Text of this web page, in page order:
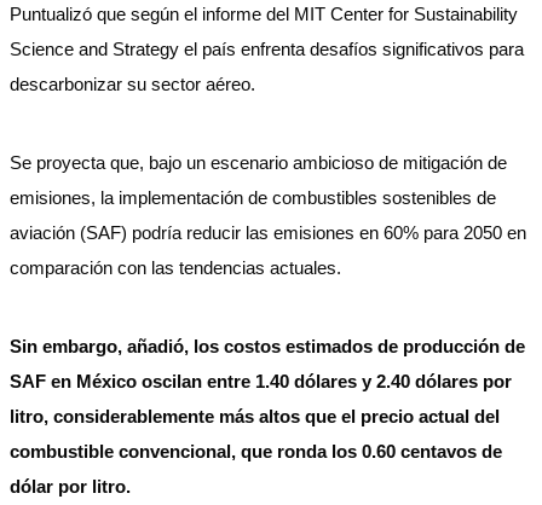
Puntualizó que según el informe del MIT Center for Sustainability
Science and Strategy el país enfrenta desafíos significativos para
descarbonizar su sector aéreo.
Se proyecta que, bajo un escenario ambicioso de mitigación de
emisiones, la implementación de combustibles sostenibles de
aviación (SAF) podría reducir las emisiones en 60% para 2050 en
comparación con las tendencias actuales.
Sin embargo, añadió, los costos estimados de producción de
SAF en México oscilan entre 1.40 dólares y 2.40 dólares por
litro, considerablemente más altos que el precio actual del
combustible convencional, que ronda los 0.60 centavos de
dólar por litro.